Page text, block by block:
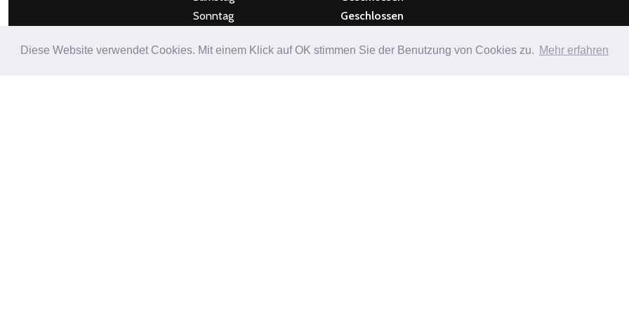
Diese Website verwendet Cookies. Mit einem Klick auf OK stimmen Sie der Benutzung von Cookies zu. Mehr erfahren
Sonntag
Geschlossen